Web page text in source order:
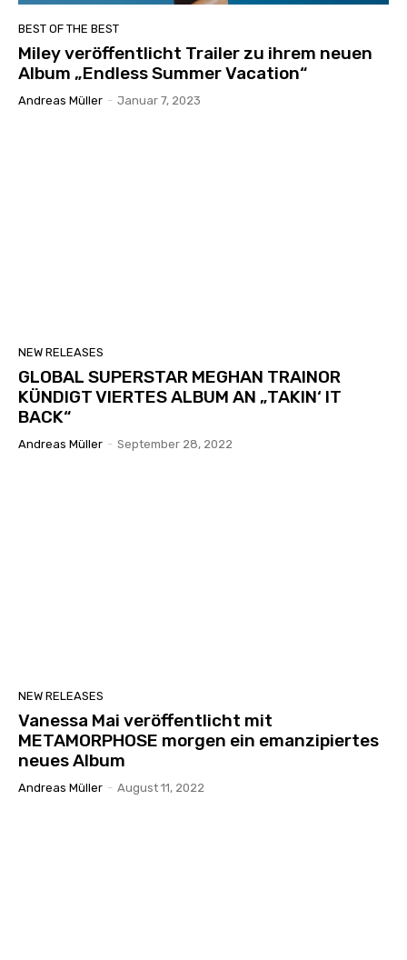
BEST OF THE BEST
Miley veröffentlicht Trailer zu ihrem neuen
Album „Endless Summer Vacation“
Andreas Müller - Januar 7, 2023
NEW RELEASES
GLOBAL SUPERSTAR MEGHAN TRAINOR
KÜNDIGT VIERTES ALBUM AN „TAKIN‘ IT
BACK“
Andreas Müller - September 28, 2022
NEW RELEASES
Vanessa Mai veröffentlicht mit
METAMORPHOSE morgen ein emanzipiertes
neues Album
Andreas Müller - August 11, 2022